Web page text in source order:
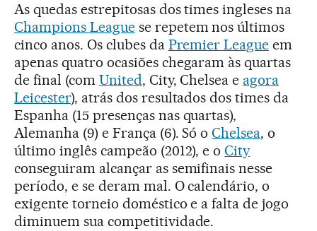
As quedas estrepitosas dos times ingleses na
Champions Leaguese repetem nos últimos
cinco anos. Os clubes da Premier League em
apenas quatro ocasiões chegaram às quartas
de final (com United, City, Chelsea e agora
Leicester), atrás dos resultados dos times da
Espanha (15 presenças nas quartas),
Alemanha (9) e França (6). Só oChelsea, o
último inglês campeão (2012), e oCity
conseguiram alcançar as semifinais nesse
período, e se deram mal. O calendário, o
exigente torneio doméstico e a falta de jogo
diminuem sua competitividade.